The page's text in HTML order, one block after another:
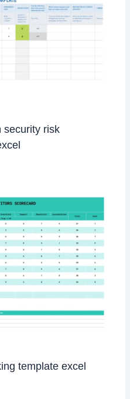
security risk
template excel